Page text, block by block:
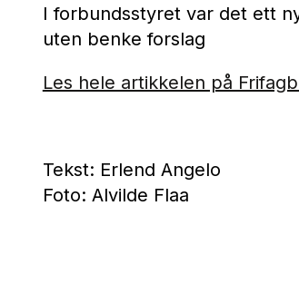
I forbundsstyret var det ett
uten benke forslag
Les hele artikkelen på
Tekst: Erlend Angelo
Foto: Alvilde Flaa